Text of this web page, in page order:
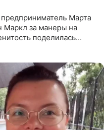
Марта
Маркл за манеры на
поделилась